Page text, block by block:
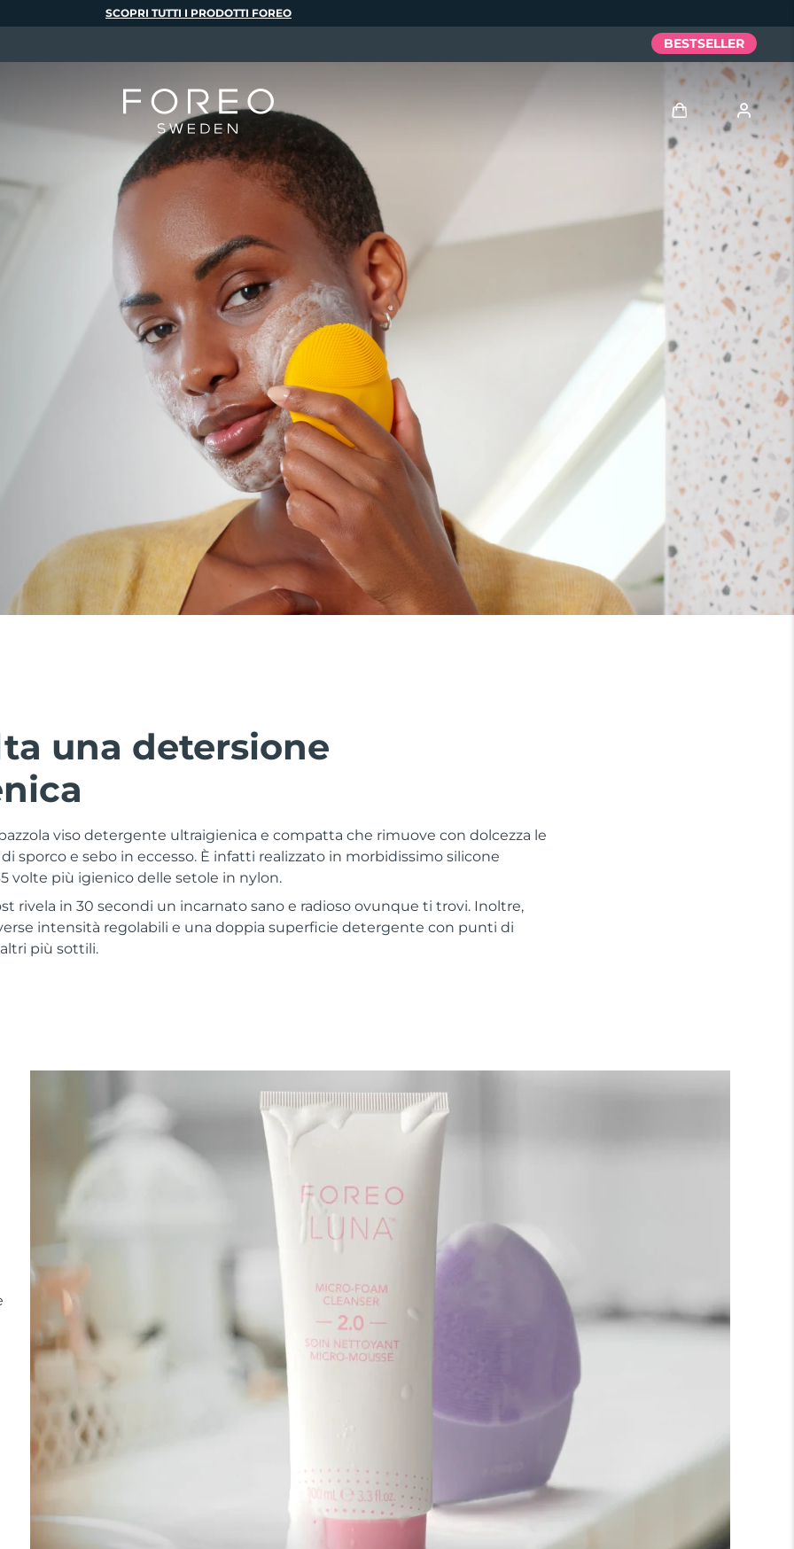
una detersione
viso detergente ultraigienica e compatta che rimuove con dolcezza le
sporco e sebo in eccesso. È infatti realizzato in morbidissimo silicone
volte più igienico delle setole in nylon.
rivela in 30 secondi un incarnato sano e radioso ovunque ti trovi. Inoltre,
intensità regolabili e una doppia superficie detergente con punti di
più sottili.
SCOPRI TUTTI I PRODOTTI FOREO
BESTSELLER
Accedi
Profilo utente
I miei dispositivi
I miei ordini
I miei indirizzi
I miei abbonamenti